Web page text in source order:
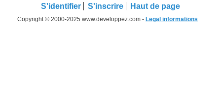
S'identifier S'inscrire Haut de page
Copyright © 2000-2025 www.developpez.com - Legal informations